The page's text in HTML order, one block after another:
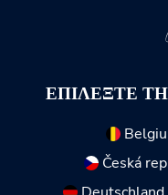
ΕΠΙΛΈΞΤΕ
Česká